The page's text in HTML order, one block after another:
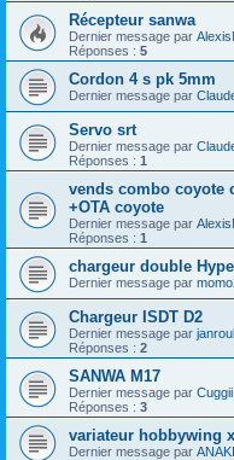
Récepteur sanwa
Dernier message par
Réponses : 5
Cordon 4 s pk 5mm
Dernier message par
Servo srt
Dernier message par
Réponses : 1
vends combo coyote
+OTA coyote
Dernier message par
Réponses : 1
chargeur double
Dernier message par
Chargeur ISDT D2
Dernier message par janroul
Réponses : 2
SANWA M17
Dernier message par Cuggii
Réponses : 3
variateur hobbywing
Dernier message par